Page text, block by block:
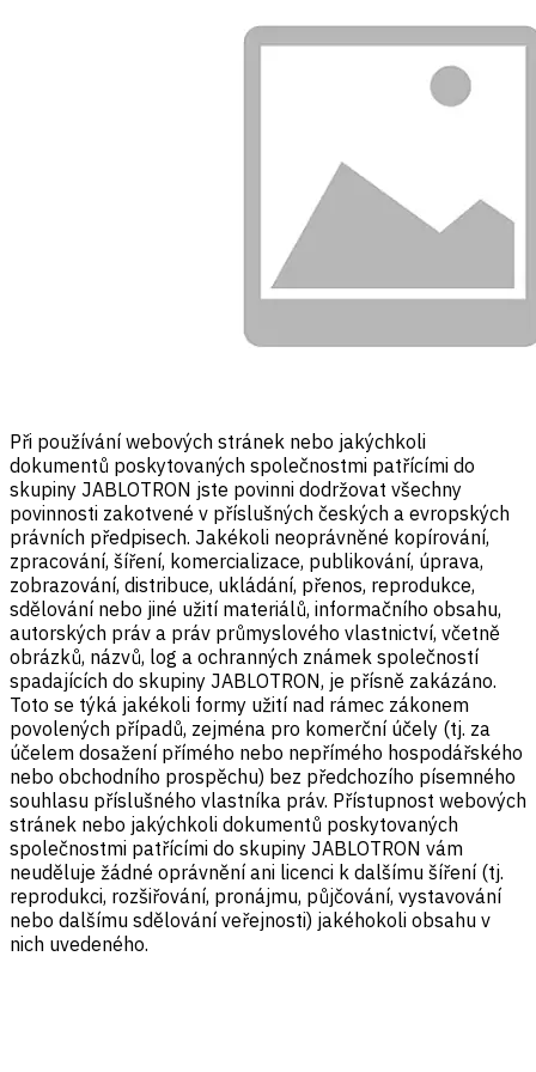
Při používání webových stránek nebo jakýchkoli
dokumentů poskytovaných společnostmi patřícími do
skupiny JABLOTRON jste povinni dodržovat všechny
povinnosti zakotvené v příslušných českých a evropských
právních předpisech. Jakékoli neoprávněné kopírování,
zpracování, šíření, komercializace, publikování, úprava,
zobrazování, distribuce, ukládání, přenos, reprodukce,
sdělování nebo jiné užití materiálů, informačního obsahu,
autorských práv a práv průmyslového vlastnictví, včetně
obrázků, názvů, log a ochranných známek společností
spadajících do skupiny JABLOTRON, je přísně zakázáno.
Toto se týká jakékoli formy užití nad rámec zákonem
povolených případů, zejména pro komerční účely (tj. za
účelem dosažení přímého nebo nepřímého hospodářského
nebo obchodního prospěchu) bez předchozího písemného
souhlasu příslušného vlastníka práv. Přístupnost webových
stránek nebo jakýchkoli dokumentů poskytovaných
společnostmi patřícími do skupiny JABLOTRON vám
neuděluje žádné oprávnění ani licenci k dalšímu šíření (tj.
reprodukci, rozšiřování, pronájmu, půjčování, vystavování
nebo dalšímu sdělování veřejnosti) jakéhokoli obsahu v
nich uvedeného.